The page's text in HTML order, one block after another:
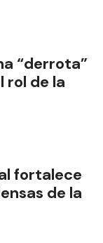
“derrota”
rol de la
fortalece
de la